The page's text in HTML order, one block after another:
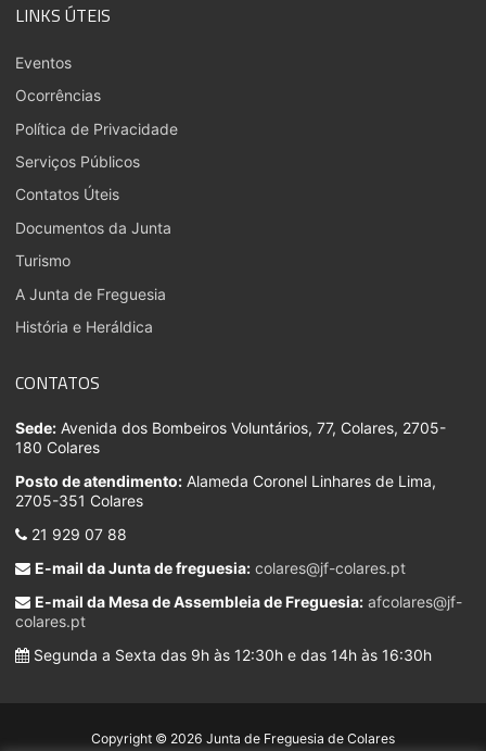
LINKS ÚTEIS
Eventos
Ocorrências
Política de Privacidade
Serviços Públicos
Contatos Úteis
Documentos da Junta
Turismo
A Junta de Freguesia
História e Heráldica
CONTATOS
Sede: Avenida dos Bombeiros Voluntários, 77, Colares, 2705-
180 Colares
Posto de atendimento: Alameda Coronel Linhares de Lima,
2705-351 Colares
21 929 07 88
E-mail da Junta de freguesia: colares@jf-colares.pt
E-mail da Mesa de Assembleia de Freguesia: afcolares@jf-
colares.pt
Segunda a Sexta das 9h às 12:30h e das 14h às 16:30h
Copyright © 2026 Junta de Freguesia de Colares